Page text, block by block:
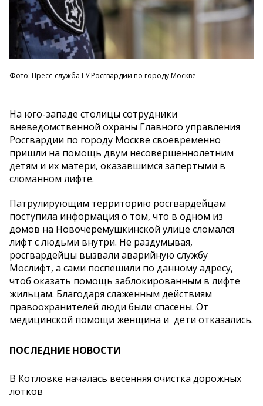
Фото: Пресс-служба ГУ Росгвардии по городу Москве
На юго-западе столицы сотрудники
вневедомственной охраны Главного управления
Росгвардии по городу Москве своевременно
пришли на помощь двум несовершеннолетним
детям и их матери, оказавшимся запертыми в
сломанном лифте.
Патрулирующим территорию росгвардейцам
поступила информация о том, что в одном из
домов на Новочеремушкинской улице сломался
лифт с людьми внутри. Не раздумывая,
росгвардейцы вызвали аварийную службу
Мослифт, а сами поспешили по данному адресу,
чтоб оказать помощь заблокированным в лифте
жильцам. Благодаря слаженным действиям
правоохранителей люди были спасены. От
медицинской помощи женщина и дети отказались.
ПОСЛЕДНИЕ НОВОСТИ
В Котловке началась весенняя очистка дорожных
лотков